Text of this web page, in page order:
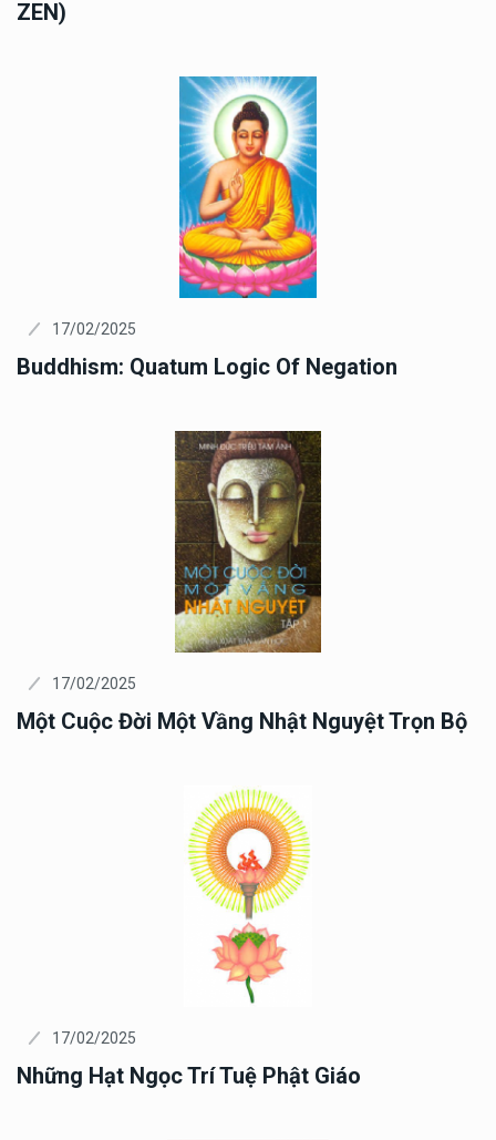
ZEN)
17/02/2025
Buddhism: Quatum Logic Of Negation
17/02/2025
Một Cuộc Đời Một Vầng Nhật Nguyệt Trọn Bộ
17/02/2025
Những Hạt Ngọc Trí Tuệ Phật Giáo